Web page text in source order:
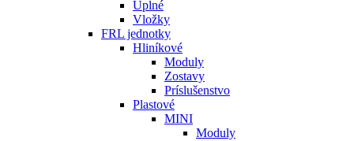
Úplné
Vložky
FRL jednotky
Hliníkové
Moduly
Zostavy
Príslušenstvo
Plastové
MINI
Moduly